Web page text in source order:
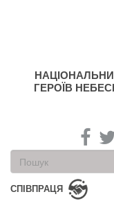
ГЕРОЇВ
Пошукова
форма
Пошук
СПІВПРАЦЯ